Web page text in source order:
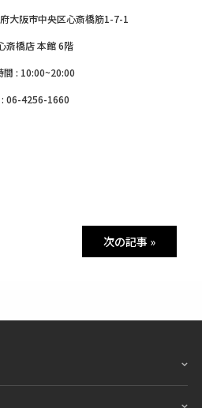
大阪市中央区心斎橋筋1-7-1
斎橋店 本館 6階
間 : 10:00~20:00
: 06-4256-1660
次の記事 »